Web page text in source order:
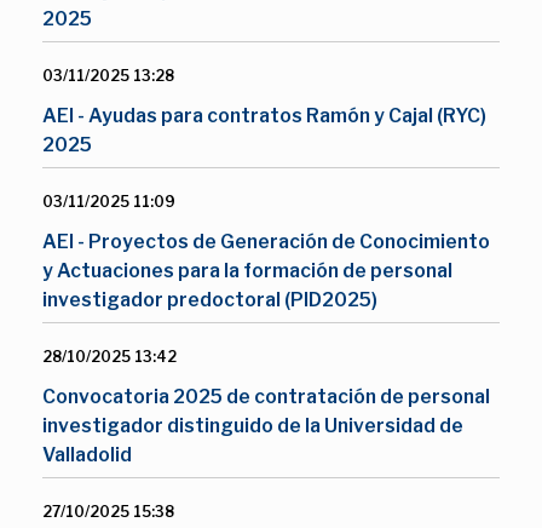
2025
03/11/2025 13:28
AEI - Ayudas para contratos Ramón y Cajal (RYC)
2025
03/11/2025 11:09
AEI - Proyectos de Generación de Conocimiento
y Actuaciones para la formación de personal
investigador predoctoral (PID2025)
28/10/2025 13:42
Convocatoria 2025 de contratación de personal
investigador distinguido de la Universidad de
Valladolid
27/10/2025 15:38